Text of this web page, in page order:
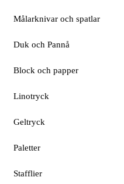
Målarknivar och spatlar
Duk och Pannå
Block och papper
Linotryck
Geltryck
Paletter
Stafflier